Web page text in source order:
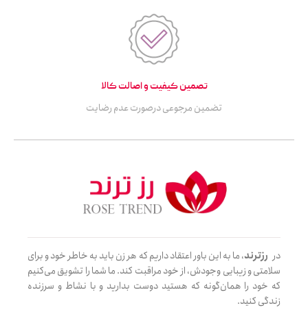
تصمین کیفیت و اصالت کالا
تضمین مرجوعی درصورت عدم رضایت
در رزترند، ما به این باور اعتقاد داریم که هر زن باید به خاطر خود و برای
سلامتی و زیبایی وجودش، از خود مراقبت کند. ما شما را تشویق می‌کنیم
که خود را همان‌گونه که هستید دوست بدارید و با نشاط و سرزنده
زندگی کنید.